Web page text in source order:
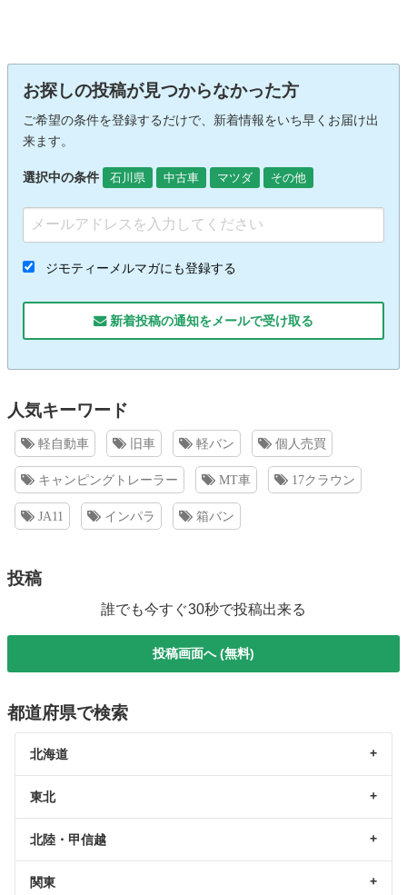
お探しの投稿が見つからなかった方
ご希望の条件を登録するだけで、新着情報をいち早くお届け出
来ます。
選択中の条件 石川県 中古車 マツダ その他
ジモティーメルマガにも登録する
新着投稿の通知をメールで受け取る
人気キーワード
軽自動車 旧車 軽バン 個人売買
キャンピングトレーラー MT車 17クラウン
JA11 インパラ 箱バン
投稿
誰でも今すぐ30秒で投稿出来る
投稿画面へ (無料)
都道府県で検索
北海道
東北
北陸・甲信越
関東